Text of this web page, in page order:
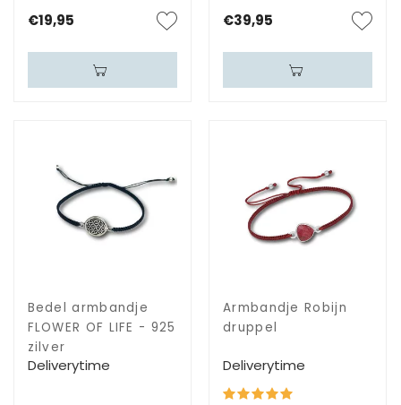
€19,95 €39,95
Bedel armbandje
FLOWER OF LIFE - 925
zilver
Deliverytime
Armbandje Robijn
druppel
Deliverytime